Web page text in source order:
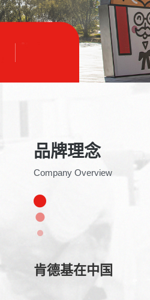
品牌理念
Company Overview
肯德基在中国